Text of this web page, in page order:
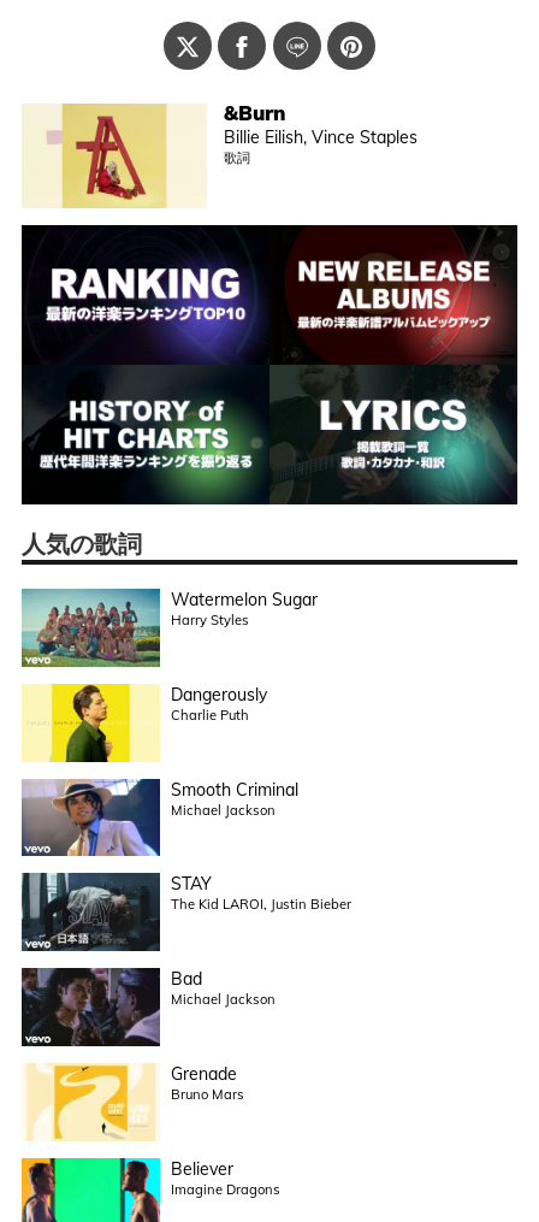
&Burn
Billie Eilish, Vince Staples
歌詞
人気の歌詞
Watermelon Sugar
Harry Styles
Dangerously
Charlie Puth
Smooth Criminal
Michael Jackson
STAY
The Kid LAROI, Justin Bieber
Bad
Michael Jackson
Grenade
Bruno Mars
Believer
Imagine Dragons